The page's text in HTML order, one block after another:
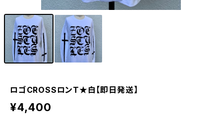
ロゴCROSSロンT★白【即日発送】
¥4,400